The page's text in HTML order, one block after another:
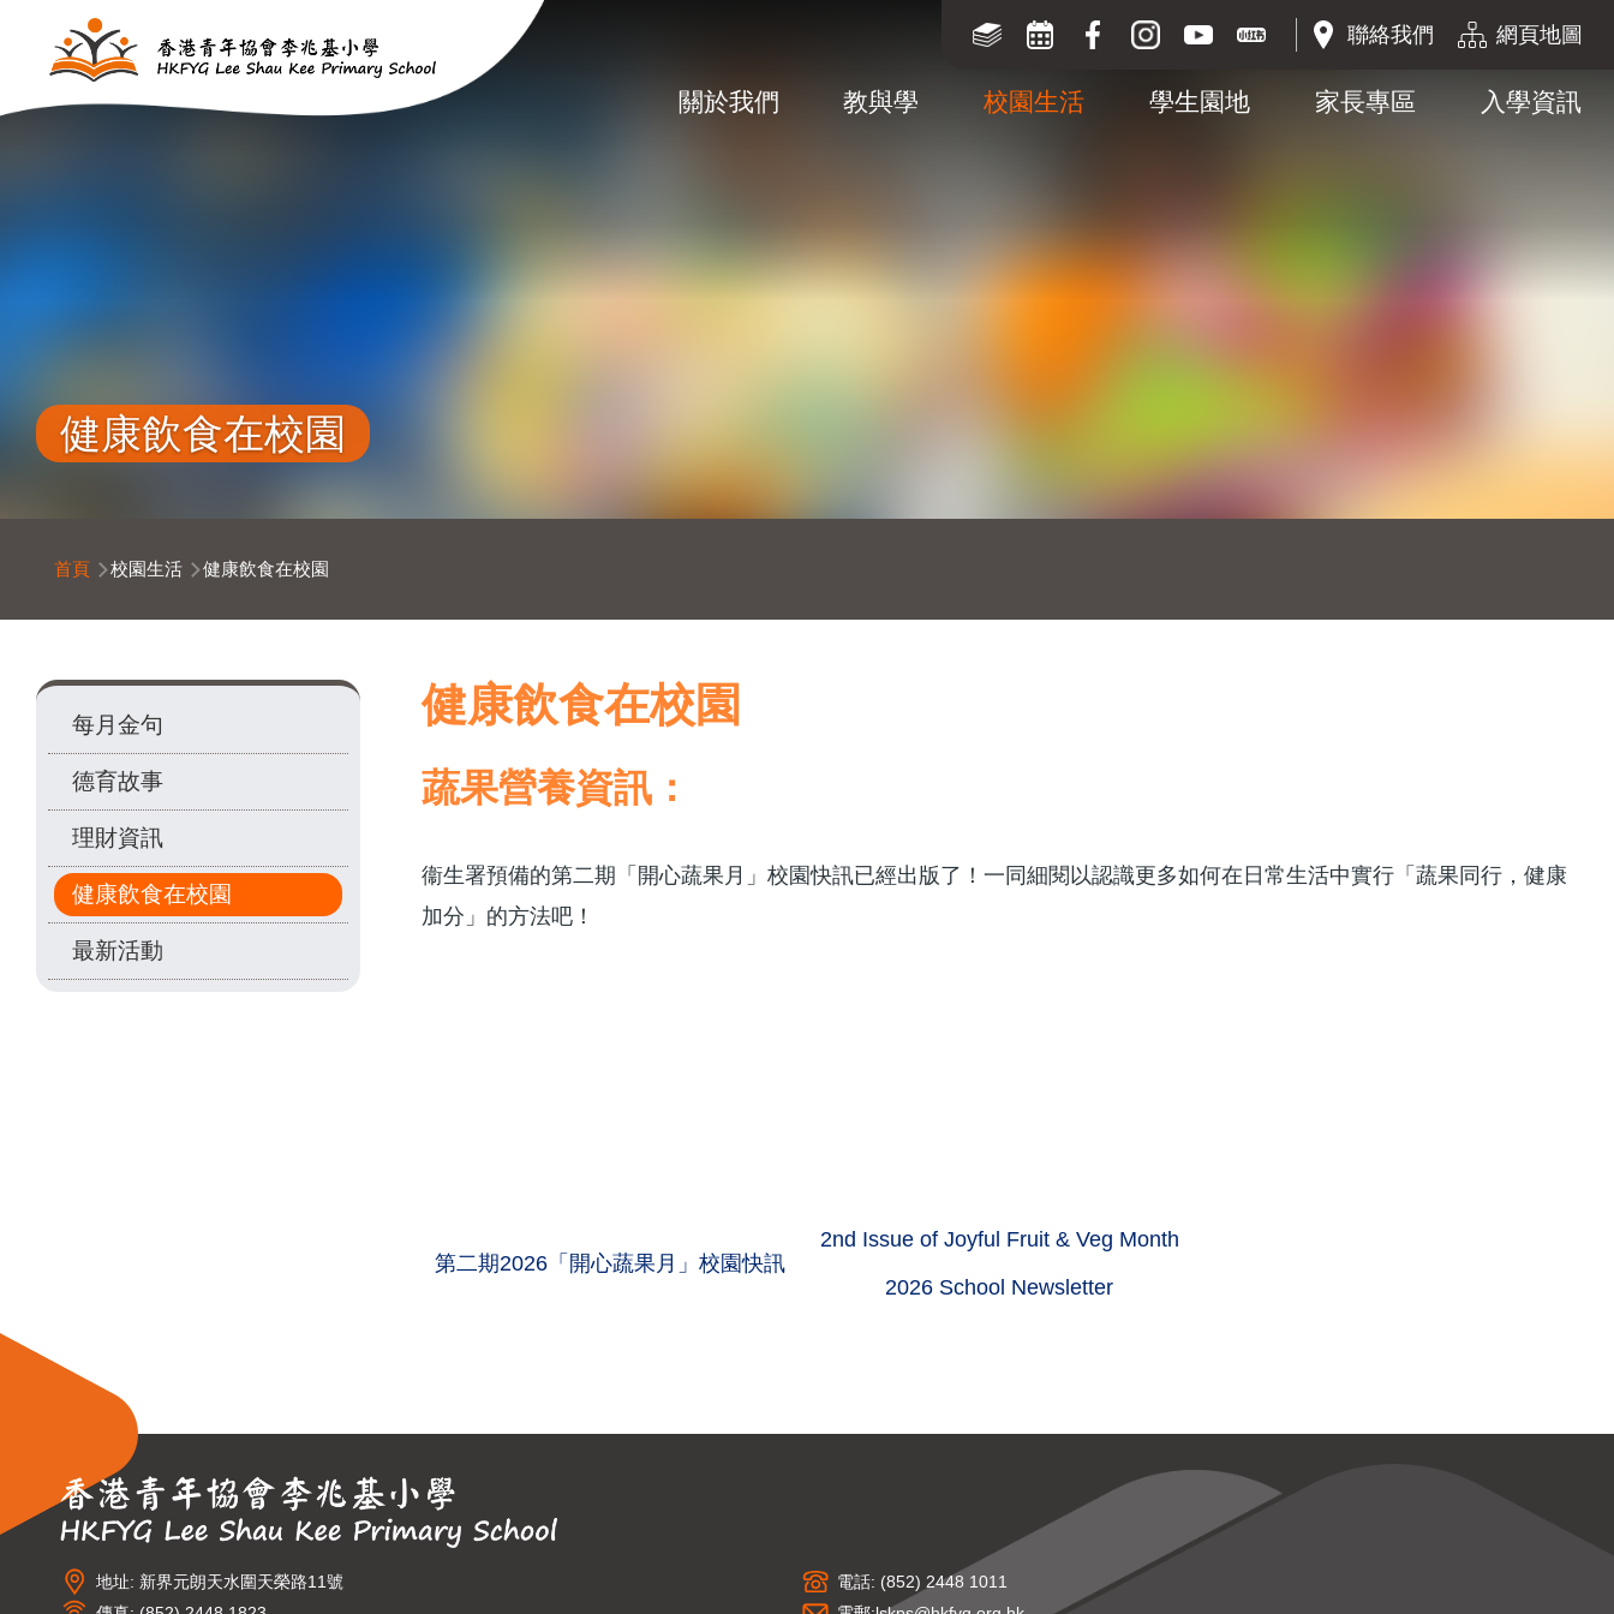
移至主內容
聯絡我們 網頁地圖
關於我們 教與學 校園生活 學生園地 家長專區 入學資訊
健康飲食在校園
航
連
結
首頁 校園生活 健康飲食在校園
健康飲食在校園
蔬果營養資訊：
衞生署預備的第二期「開心蔬果月」校園快訊已經出版了！一同細閱以認識更多如何在日常生活中實行「蔬果同行，健康
加分」的方法吧！
第二期2026「開心蔬果月」校園快訊
2nd Issue of Joyful Fruit & Veg Month
2026 School Newsletter
Main
navigation
每月金句
德育故事
理財資訊
健康飲食在校園
最新活動
地址: 新界元朗天水圍天榮路11號
電話: (852) 2448 1011